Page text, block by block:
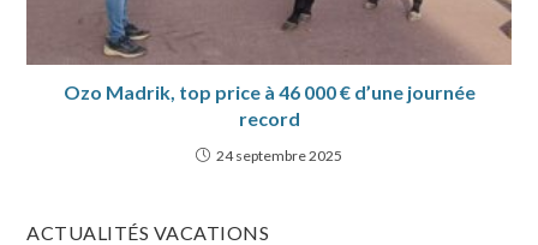
Ozo Madrik, top price à 46 000 € d’une journée
record
24 septembre 2025
ACTUALITÉS VACATIONS